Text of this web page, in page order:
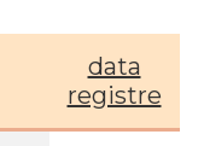
data
registre